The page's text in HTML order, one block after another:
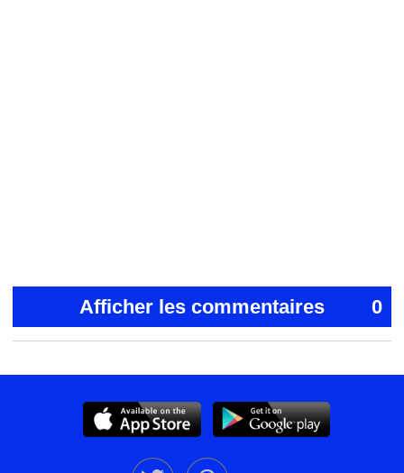
Afficher les commentaires 0